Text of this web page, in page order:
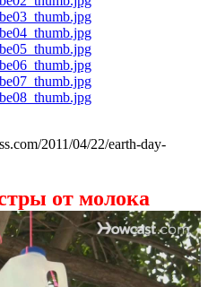
2011/04/22/earth-day-
от молока